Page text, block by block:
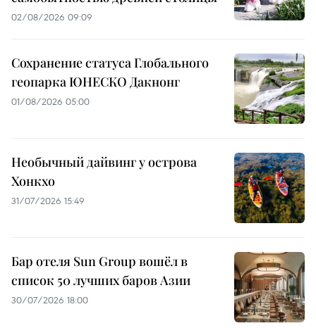
02/08/2026 09:09
Сохранение статуса Глобального
геопарка ЮНЕСКО Дакнонг
01/08/2026 05:00
Необычный дайвинг у острова
Хонкхо
31/07/2026 15:49
Бар отеля Sun Group вошёл в
список 50 лучших баров Азии
30/07/2026 18:00